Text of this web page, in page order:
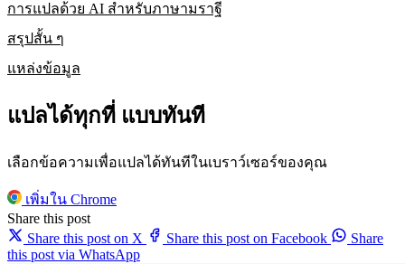
การแปลด้วย AI สำหรับภาษามราฐี
สรุปสั้น ๆ
แหล่งข้อมูล
แปลได้ทุกที่ แบบทันที
เลือกข้อความเพื่อแปลได้ทันทีในเบราว์เซอร์ของคุณ
เพิ่มใน Chrome
Share this post
Share this post on X
Share this post on Facebook
Share
this post via WhatsApp